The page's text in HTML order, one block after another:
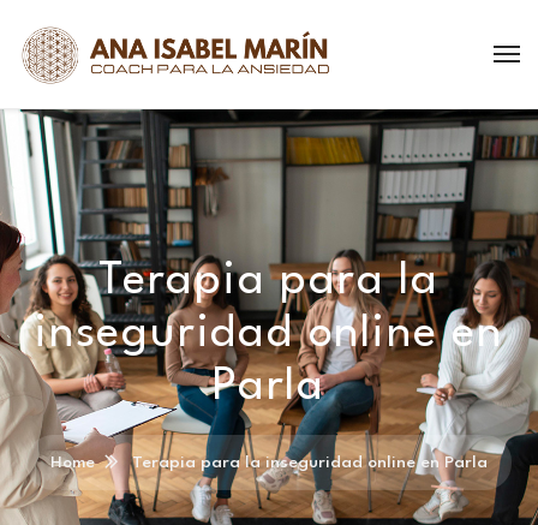
Terapia para la
inseguridad online en
Parla
Home Terapia para la inseguridad online en Parla